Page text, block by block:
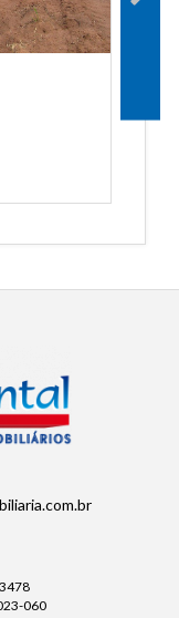
060